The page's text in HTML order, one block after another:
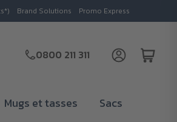
Brand Solutions Promo Express
0800 211 311
Mugs et tasses Sacs